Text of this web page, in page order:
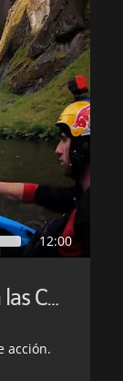
12:00
Consejos para Sacar el Máximo Partido a las Cámaras de Acción
acción.